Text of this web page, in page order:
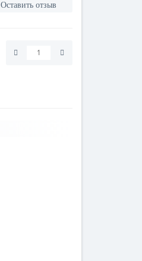
Оставить отзыв